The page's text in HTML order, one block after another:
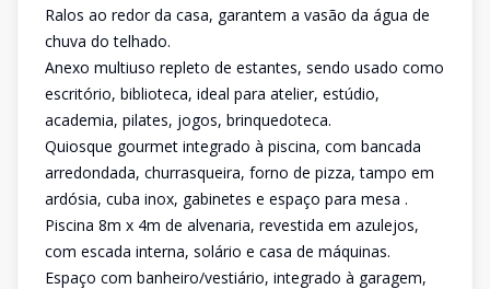
Ralos ao redor da casa, garantem a vasão da água de
chuva do telhado.
Anexo multiuso repleto de estantes, sendo usado como
escritório, biblioteca, ideal para atelier, estúdio,
academia, pilates, jogos, brinquedoteca.
Quiosque gourmet integrado à piscina, com bancada
arredondada, churrasqueira, forno de pizza, tampo em
ardósia, cuba inox, gabinetes e espaço para mesa .
Piscina 8m x 4m de alvenaria, revestida em azulejos,
com escada interna, solário e casa de máquinas.
Espaço com banheiro/vestiário, integrado à garagem,